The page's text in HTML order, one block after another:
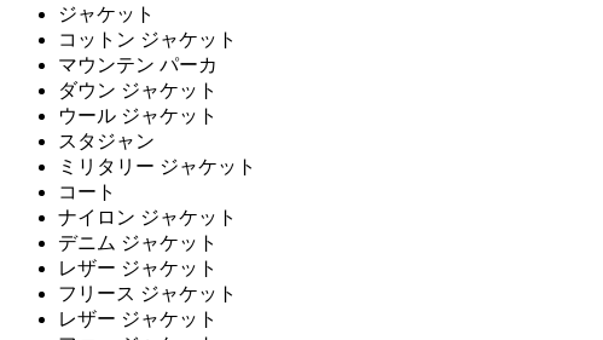
ジャケット
コットン ジャケット
マウンテン パーカ
ダウン ジャケット
ウール ジャケット
スタジャン
ミリタリー ジャケット
コート
ナイロン ジャケット
デニム ジャケット
レザー ジャケット
フリース ジャケット
レザー ジャケット